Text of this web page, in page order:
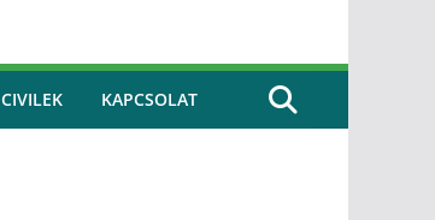
CIVILEK KAPCSOLAT